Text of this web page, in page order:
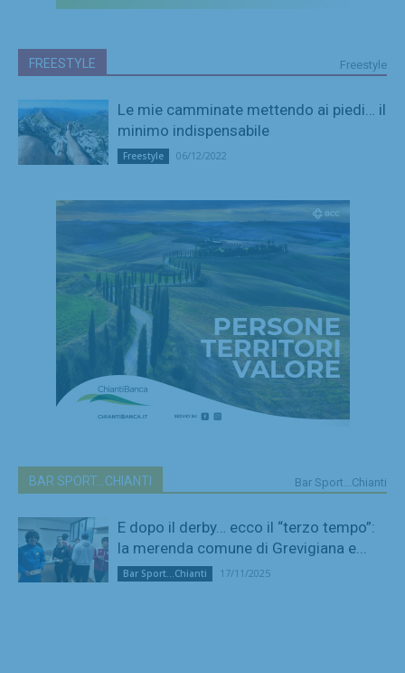
FREESTYLE Freestyle
Le mie camminate mettendo ai piedi… il
minimo indispensabile
Freestyle 06/12/2022
BAR SPORT...CHIANTI Bar Sport...Chianti
E dopo il derby… ecco il “terzo tempo”:
la merenda comune di Grevigiana e...
Bar Sport...Chianti 17/11/2025